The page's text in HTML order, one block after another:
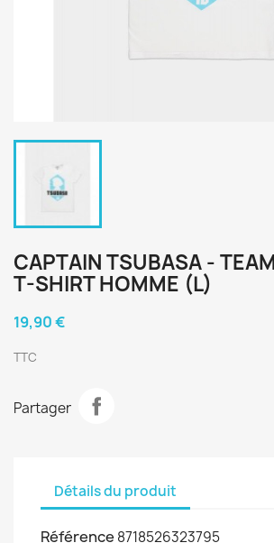
CAPTAIN TSUBASA -
T-SHIRT HOMME (L)
19,90 €
TTC
Partager
Détails du produit
Référence 8718526323795